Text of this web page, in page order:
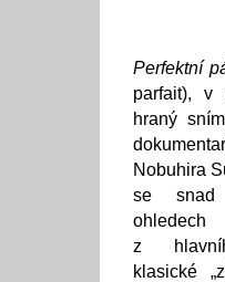
Perfektní
parfait), v
hraný
Nobuhira
se
z
klasické